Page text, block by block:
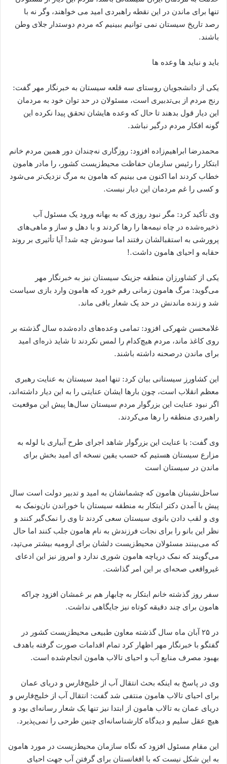
تنها برای ماندن در این نقطه راهبردی امید می خواهند، وگر نه با
رصد تاریخ سیستان نمی توانیم ببینیم که مردم دوستدار جلای وطن
باشند.
باید و نباید ها وعده ها
یکی از دانشجویان روستای سه قلعه سیستان به خبرنگار مهر گفت:
رنج مردم از بی‌تدبیری است، مسئولان در حد توان خود به مردمان
این دیار قول بدهند تا حال که وعده هایشان تحقق پیدا نکرده این
گونه افکار مردم درگیر نباشد.
محمدرضا ابراهیم‌زاده افزود: روزگاری نه‌چندان دور همین مردم خانم
ابتکار را رئیس سازمان حفاظت محیط‌زیست کشور، را مادر هامون
خطاب کردند اما اکنون می بینیم که هامون به مرگ نزدیک‌تر می‌شود
و کسی را غم مردمان این دیار نیست.
وی تأکید کرد: مگر نبود روزی که به بهانه ورود یک مسئول آب
ذخیره‌شده در چاه نیمه‌ها را رها کردند و با دهل و ساز و ماهی‌های
پرورشی به استقبالشان رفتند اما سودش چه شد! آیا تأثیری بر روند
حقابه و احیای هامون داشت.!
یکی از کشاورزان منطقه جزینک سیستان نیز به خبرنگار مهر
می‌گوید: مرگ هامون زمانی رقم خورد که هامون وارد بازی سیاست
شد و زنده ماندنش در حد یک شعار باقی ماند.
غلامحسن شهرکی افزود: تمامی وعده‌های داده‌شده سال گذشته بر
روی کاغذ ماند، مردم هیچ‌کدام را لمس نکردند تا شاید ذره‌ای امید
برای ماندن درصحنه داشته باشند.
این کشاورز سیستانی بیان کرد: تنها امید سیستان به عنایت رهبری
معظم انقلاب است، چون بارها ایشان عنایتی را به این دیار داشته‌اند،
اگر نبود عنایت این بزرگوار مردم سیستان سال‌ها پیش این موقعیت
راهبردی منطقه را رها می‌کردند.
وی گفت: با عنایت این بزرگوار شاهد اجرای طرح آبیاری با لوله به
مزارع سیستان هستیم که حسب یقین نسخه ای امید بخش برای
ماندن در سیستان است
ساحل‌نشینان هامون که چشمانشان به امید و تدبیر دولت است سال
پیش با آمدن دکتر ابتکار به منطقه سیستان با خوراندن نان‌ونمک به
وی و لقب دادن بانوی سیستان سعی کردند تا وی را نمک‌گیر کنند و
نظر این بانو را برای نجات فرزندش به نام هامون جلب کنند اما حال
که می‌بینند مسئولان محیط‌زیست دلشان برای ارومیه بیشتر می‌تپد،
می‌گویند که نمک دریاچه هامون شوری ندارد و امروز نیز این ادعای
غیرواقعی صحه‌ای بر این امر گذاشت.
سفر روز گذشته خانم ابتکار به چابهار هم بر غمشان افزود چراکه
هامون برای چند دقیقه کوتاه نیز جایگاهی نداشت.
در ۲۵ آبان ماه سال گذشته معاون طبیعی محیط‌زیست کشور در
گفتگو با خبرنگار مهر اظهار کرد تمام اقدامات صورت گرفته باهدف
بهبود مصرف منابع آب و احیای تالاب هامون انجام‌شده است.
وی در پاسخ به اینکه بحث انتقال آب از خلیج‌فارس و دریای عمان
برای احیای تالاب هامون منتفی شد گفت: انتقال آب از خلیج‌فارس و
دریای عمان به تالاب هامون از ابتدا نیز تنها یک شعار رسانه‌ای بود و
هیچ عقل سلیم و دیدگاه کارشناسانه‌ای چنین طرحی را نمی‌پذیرد.
این مقام مسئول افزود که نگاه سازمان محیط‌زیست در مورد هامون
به این شکل نیست که با افغانستان برای گرفتن آب جهت احیای